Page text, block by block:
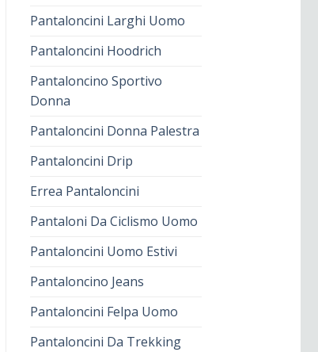
Pantaloncini Larghi Uomo
Pantaloncini Hoodrich
Pantaloncino Sportivo
Donna
Pantaloncini Donna Palestra
Pantaloncini Drip
Errea Pantaloncini
Pantaloni Da Ciclismo Uomo
Pantaloncini Uomo Estivi
Pantaloncino Jeans
Pantaloncini Felpa Uomo
Pantaloncini Da Trekking